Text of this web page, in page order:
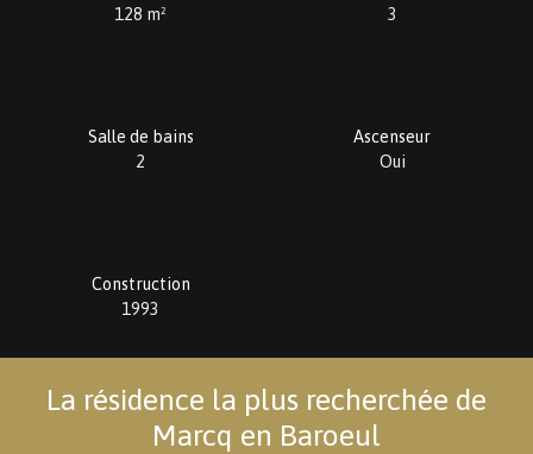
128 m²
3
Salle de bains
2
Ascenseur
Oui
Construction
1993
La résidence la plus recherchée de
Marcq en Baroeul